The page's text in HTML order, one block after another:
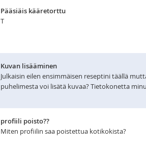
Pääsiäis kääretorttu
T
Kuvan lisääminen
Julkaisin eilen ensimmäisen reseptini täällä
puhelimesta voi lisätä kuvaa? Tietokonetta
profiili poisto??
Miten profiilin saa poistettua kotikokista?